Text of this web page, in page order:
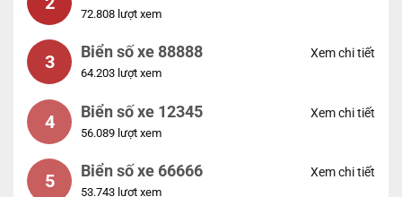
72.808 lượt xem
3 Biển số xe 88888
64.203 lượt xem
Xem chi tiết
4 Biển số xe 12345
56.089 lượt xem
Xem chi tiết
5 Biển số xe 66666
53.743 lượt xem
Xem chi tiết